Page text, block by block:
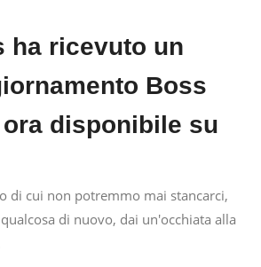
ha ricevuto un
Boss
disponibile su
di cui non potremmo mai stancarci,
di nuovo, dai un'occhiata alla